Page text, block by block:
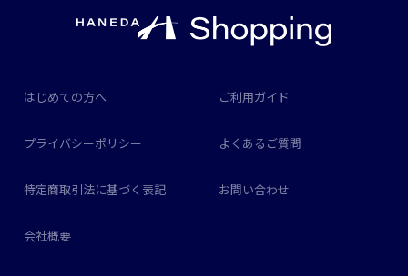
はじめての方へ ご利用ガイド
プライバシーポリシー よくあるご質問
特定商取引法に基づく表記 お問い合わせ
会社概要